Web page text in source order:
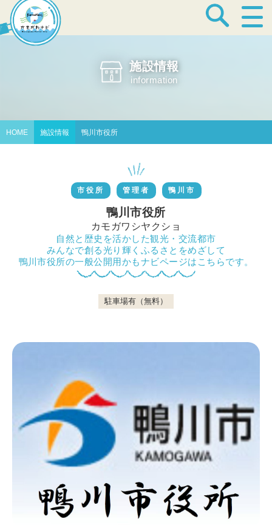
宿泊・温泉
体験プログラム
特産品
観光ガイド
レンタサイクル
施設情報
information
HOME 施設情報 鴨川市役所
市役所 管理者 鴨川市
鴨川市役所
カモガワシヤクショ
自然と歴史を活かした観光・交流都市
みんなで創る光り輝くふるさとをめざして
鴨川市役所の一般公開用かもナビページはこちらです。
駐車場有（無料）